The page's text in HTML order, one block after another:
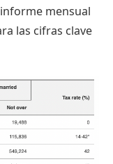
mensual
las cifras clave